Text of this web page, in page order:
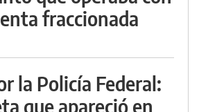
fraccionada
la Policía Federal:
que apareció en